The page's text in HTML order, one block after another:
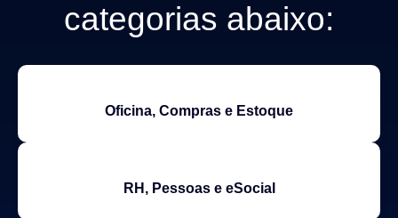
categorias abaixo:
Oficina, Compras e Estoque
RH, Pessoas e eSocial